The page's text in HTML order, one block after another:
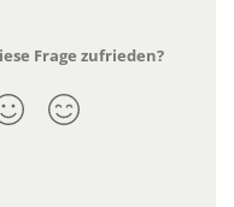
Frage zufrieden?